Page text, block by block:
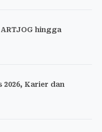
hingga
2026, Karier dan